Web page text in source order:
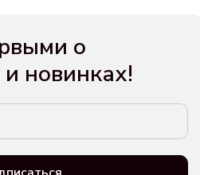
о
новинках!